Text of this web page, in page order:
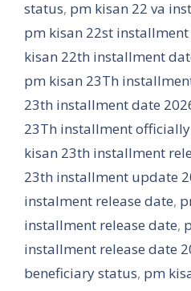
status, pm kisan 22 va
pm kisan 22st
kisan 22th installment
pm kisan 23Th
23th installment date
23Th installment
kisan 23th installment
23th installment update
instalment release date,
installment release date,
installment release date
beneficiary status, pm